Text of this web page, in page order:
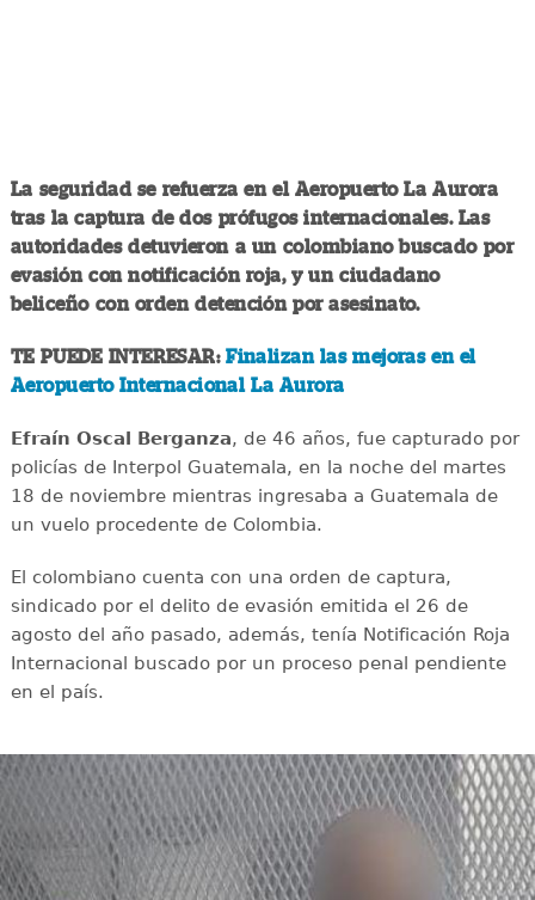
La seguridad se refuerza en el Aeropuerto La Aurora
tras la captura de dos prófugos internacionales. Las
autoridades detuvieron a un colombiano buscado por
evasión con notificación roja, y un ciudadano
beliceño con orden detención por asesinato.
TE PUEDE INTERESAR:Finalizan las mejoras en el
Aeropuerto Internacional La Aurora
Efraín Oscal Berganza, de 46 años, fue capturado por
policías de Interpol Guatemala, en la noche del martes
18 de noviembre mientras ingresaba a Guatemala de
un vuelo procedente de Colombia.
El colombiano cuenta con una orden de captura,
sindicado por el delito de evasión emitida el 26 de
agosto del año pasado, además, tenía Notificación Roja
Internacional buscado por un proceso penal pendiente
en el país.